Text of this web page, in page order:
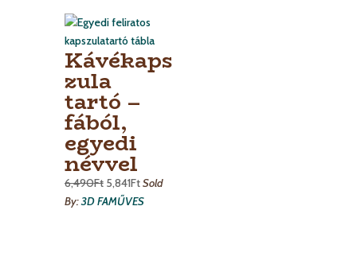
Kávékaps
zula
tartó –
fából,
egyedi
névvel
6,490Ft 5,841FtSold
By:3D FAMŰVES